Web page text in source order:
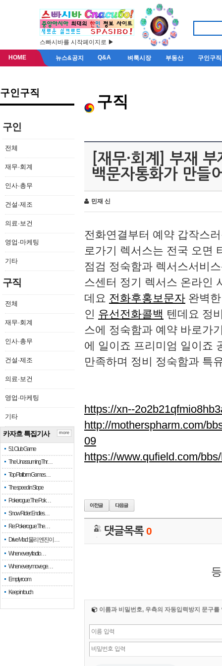
스빠시바를 시작페이지로 ▶
HOME 뉴스&공지 Q&A 벼룩시장 부동산 구인구직
구인구직
구인
전체
재무·회계
인사·총무
건설·제조
의료·보건
영업·마케팅
기타
구직
전체
재무·회계
인사·총무
건설·제조
의료·보건
영업·마케팅
기타
카자흐 특집기사
51 Club Game
The Unassuming Thr…
Top Platform Games…
The speed in Slope
Pokerogue: The Pok…
Snow Rider: Endles…
Re: Pokerogue: The…
Drive Mad: 물리 엔진이 …
When every fractio…
When every move ge…
Empty room
Keep in touch
more
구직
[재무·회계] 부재
백문자통화가 만들
민재 신
전화연결부터 예약 갑작스
로가기 렉서스는 전국 오면
점검 정숙함과 렉서스서비
스센터 정기 렉서스 온라인
데요 전화후홍보문자 완벽
인 유선전화콜백 텐데요 정
스에 정숙함과 예약 바로가
에 일이죠 프리미엄 일이죠
만족하며 정비 정숙함과 특
https://xn--
http://motherspharm.com/
09
https://www.qufield.com/
댓글목록0
이름과 비밀번호, 우측의 자동입력방지 문구를